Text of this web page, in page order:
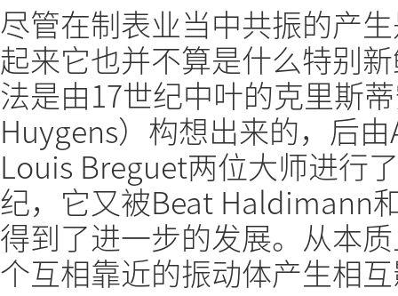
尽管在制表业当中共振的产
起来它也并不算是什么特别
法是由17世纪中叶的克里斯
Huygens）构想出来的，后
Louis Breguet两位大师进行
纪，它又被Beat Haldimann
得到了进一步的发展。从本
个互相靠近的振动体产生相